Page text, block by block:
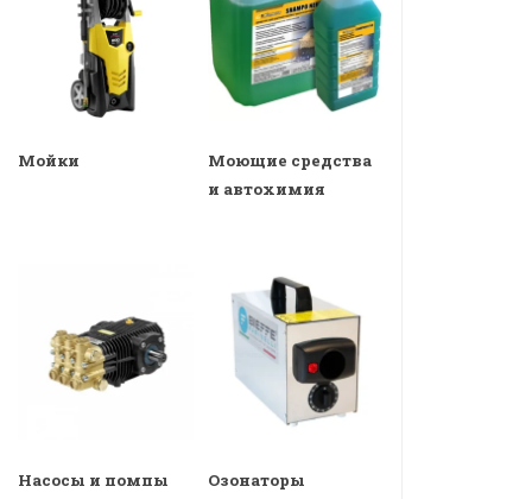
Мойки
Моющие средства
и автохимия
Насосы и помпы Озонаторы